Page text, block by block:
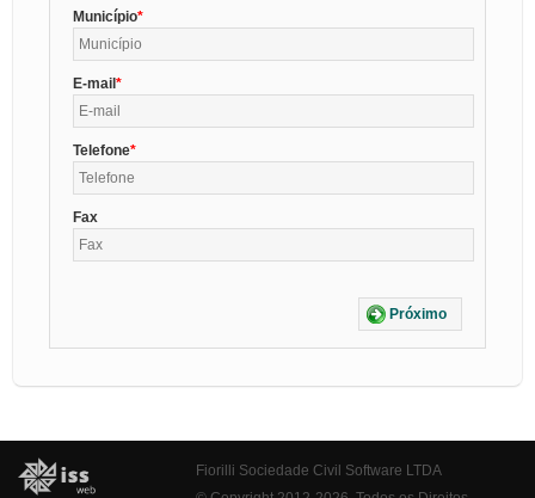
Município
E-mail
Telefone
Fax
Próximo
Fiorilli Sociedade Civil Software LTDA